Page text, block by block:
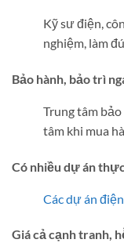
Kỹ sư điện,
nghiệm, làm
Bảo hành, bảo trì
Trung tâm
tâm khi mua
Có nhiều dự án
Các dự án
Giá cả cạnh tranh,